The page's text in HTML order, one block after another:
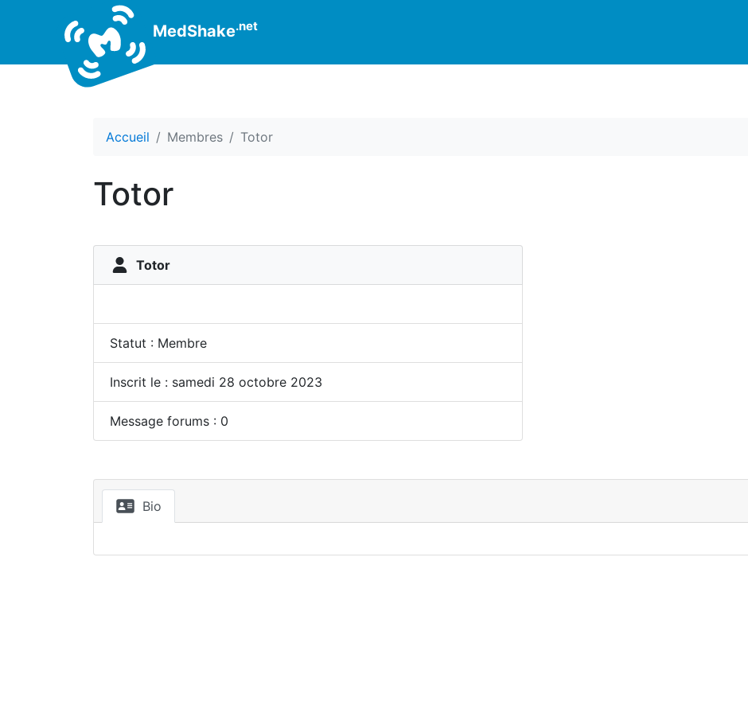
MedShake.net
Accueil Membres Totor
Totor
Totor
Statut : Membre
Inscrit le : samedi 28 octobre 2023
Message forums : 0
Bio